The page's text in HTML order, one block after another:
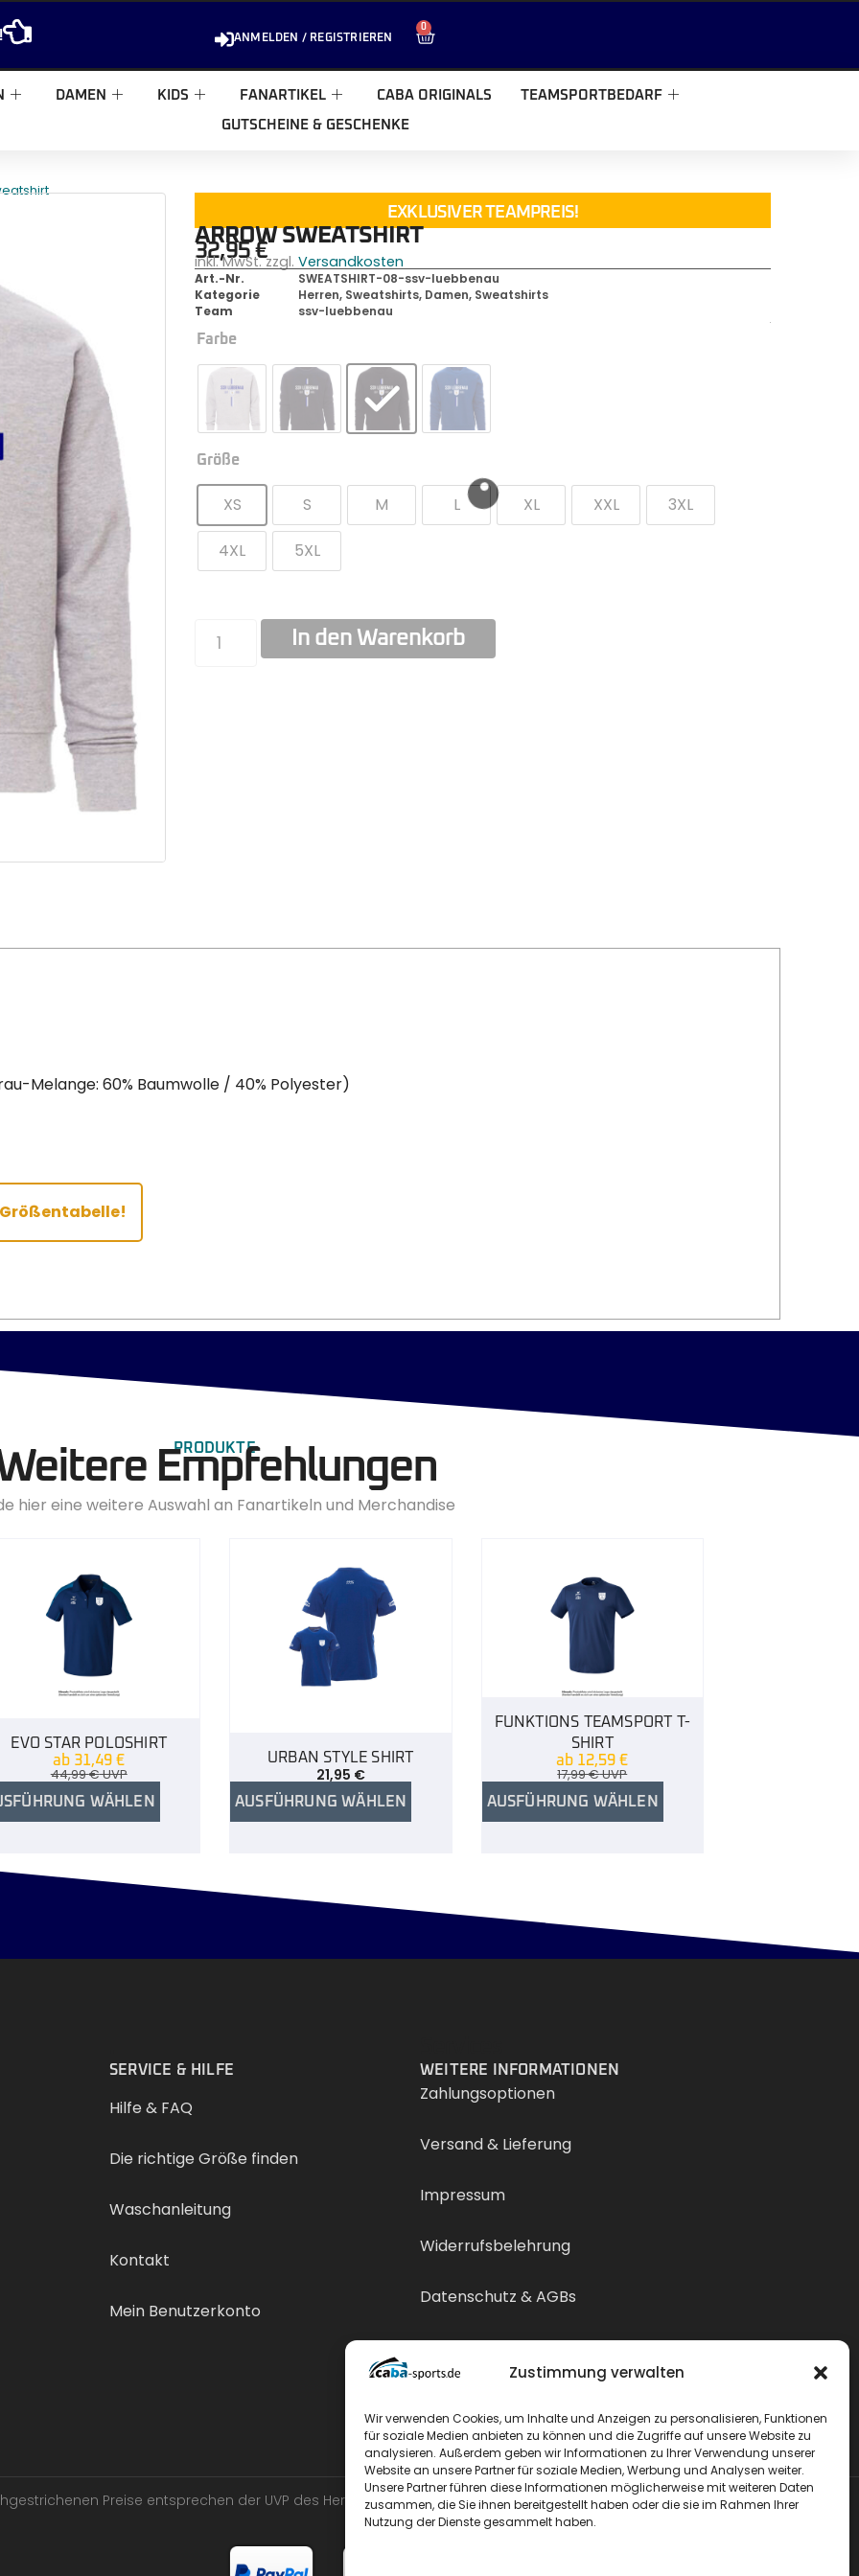
Zustimmung verwalten
Wir verwenden Cookies, um Inhalte und Anzeigen zu personalisieren, Funktionen
für soziale Medien anbieten zu können und die Zugriffe auf unsere Website zu
analysieren. Außerdem geben wir Informationen zu Ihrer Verwendung unserer
Website an unsere Partner für soziale Medien, Werbung und Analysen weiter.
Unsere Partner führen diese Informationen möglicherweise mit weiteren Daten
zusammen, die Sie ihnen bereitgestellt haben oder die sie im Rahmen Ihrer
Nutzung der Dienste gesammelt haben.
ANMELDEN / REGISTRIEREN
0
DAMEN KIDS FANARTIKEL CABA ORIGINALS TEAMSPORTBEDARF
GUTSCHEINE & GESCHENKE
EXKLUSIVER TEAMPREIS!
ARROW SWEATSHIRT
32,95€
inkl. MwSt. zzgl.Versandkosten
Art.-Nr.
SWEATSHIRT-08-ssv-luebbenau
Kategorie
Herren, Sweatshirts, Damen, Sweatshirts
Team
ssv-luebbenau
Farbe
Größe
XS S M L XL XXL 3XL
4XL 5XL
In den Warenkorb
Melange: 60% Baumwolle / 40% Polyester)
PRODUKTE
Empfehlungen
hier eine weitere Auswahl an Fanartikeln und Merchandise
EVO STAR POLOSHIRT
ab 31,49€
44,99€UVP
WÄHLEN
URBAN STYLE SHIRT
21,95 €
AUSFÜHRUNG WÄHLEN
FUNKTIONS TEAMSPORT T-
SHIRT
ab 12,59€
17,99€UVP
AUSFÜHRUNG WÄHLEN
SERVICE & HILFE
Hilfe & FAQ
Die richtige Größe finden
Waschanleitung
Kontakt
Mein Benutzerkonto
WEITERE INFORMATIONEN
Zahlungsoptionen
Versand & Lieferung
Impressum
Widerrufsbelehrung
Datenschutz & AGBs
Vertrag widerrufen
Preise entsprechen der UVP des Herstellers.